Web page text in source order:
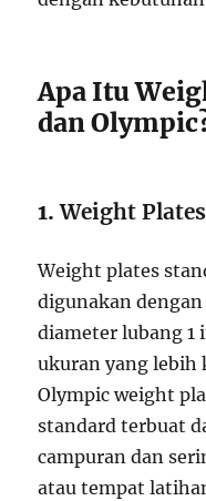
Apa Itu
dan
1.Weight
Weight plates
digunakan
diameter lubang 1
ukuran yang lebih
Olympic weight
standard terbuat
campuran dan
atau tempat